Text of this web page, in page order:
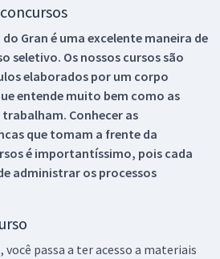
Gran é uma excelente maneira de
seletivo. Os nossos cursos são
elaborados por um corpo
entende muito bem como as
Conhecer as
que tomam a frente da
é importantíssimo, pois cada
administrar os processos
passa a ter acesso a materiais